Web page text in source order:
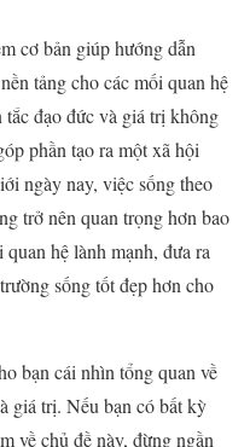
cơ bản giúp hướng dẫn
tảng cho các mối quan hệ
đạo đức và giá trị không
phần tạo ra một xã hội
ngày nay, việc sống theo
trở nên quan trọng hơn bao
hệ lành mạnh, đưa ra
sống tốt đẹp hơn cho
bạn cái nhìn tổng quan về
giá trị. Nếu bạn có bất kỳ
về chủ đề này, đừng ngần